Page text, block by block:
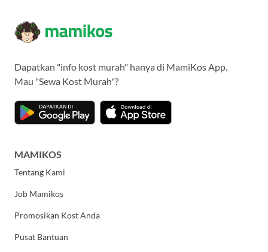
Dapatkan "info kost murah" hanya di MamiKos App.
Mau "Sewa Kost Murah"?
MAMIKOS
Tentang Kami
Job Mamikos
Promosikan Kost Anda
Pusat Bantuan